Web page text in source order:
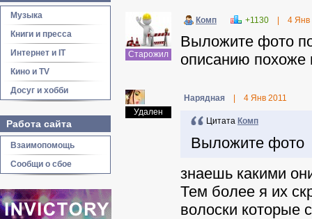
Музыка
Книги и пресса
Интернет и IT
Кино и TV
Досуг и хобби
Работа сайта
Взаимопомощь
Сообщи о сбое
Старожил
Комп +1130 4 Янв
Выложите фото
описанию
Удален
Нарядная 4 Янв 2011
Цитата Комп
Выложите фото
знаешь какими
Тем более я их
волоски которые